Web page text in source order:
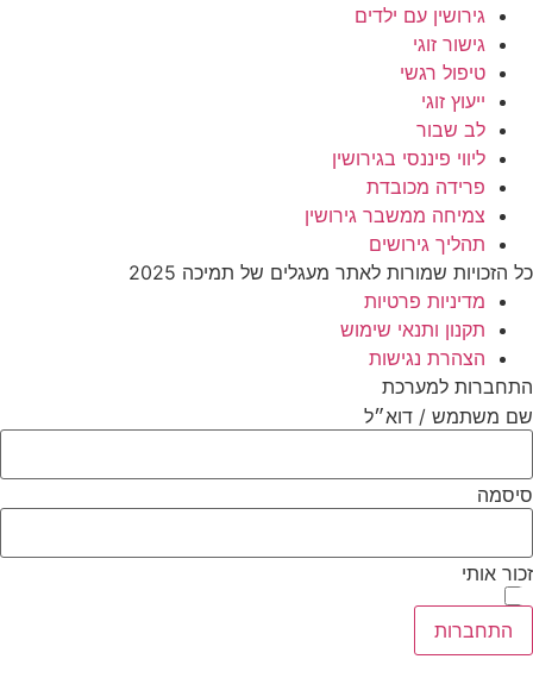
גירושין עם ילדים
גישור זוגי
טיפול רגשי
ייעוץ זוגי
לב שבור
ליווי פיננסי בגירושין
פרידה מכובדת
צמיחה ממשבר גירושין
תהליך גירושים
כל הזכויות שמורות לאתר מעגלים של תמיכה 2025
מדיניות פרטיות
תקנון ותנאי שימוש
הצהרת נגישות
התחברות למערכת
שם משתמש / דוא״ל
סיסמה
זכור אותי
התחברות